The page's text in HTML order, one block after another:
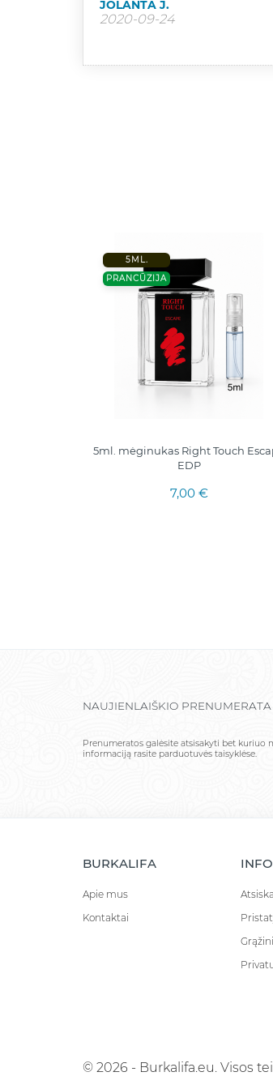
JOLANTA J.
2020-09-24
5ML.
PRANCŪZIJA
5ml. mėginukas Right Touch
EDP
7,00 €
NAUJIENLAIŠKIO PRENUMERATA
Prenumeratos galėsite atsisakyti bet kuriuo
informaciją rasite parduotuvės taisyklėse.
BURKALIFA
Apie mus
Kontaktai
© 2026 - Burkalifa.eu. Visos